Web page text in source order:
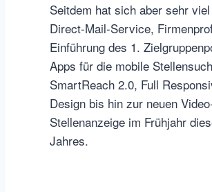
Seitdem hat sich aber sehr
Direct-Mail-Service,
Einführung des 1.
Apps für die mobile
SmartReach 2.0, Full
Design bis hin zur neuen
Stellenanzeige im Frühjahr
Jahres.